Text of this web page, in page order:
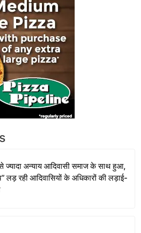
ज्यादा अन्याय आदिवासी समाज के साथ हुआ,
लड़ रही आदिवासियों के अधिकारों की लड़ाई-